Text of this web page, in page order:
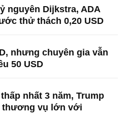
nguyên Dijkstra, ADA
thử thách 0,20 USD
nhưng chuyên gia vẫn
50 USD
nhất 3 năm, Trump
thương vụ lớn với